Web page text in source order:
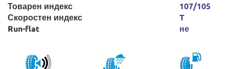
Товарен индекс
Скоростен индекс
Run-flat
107/105
T
не